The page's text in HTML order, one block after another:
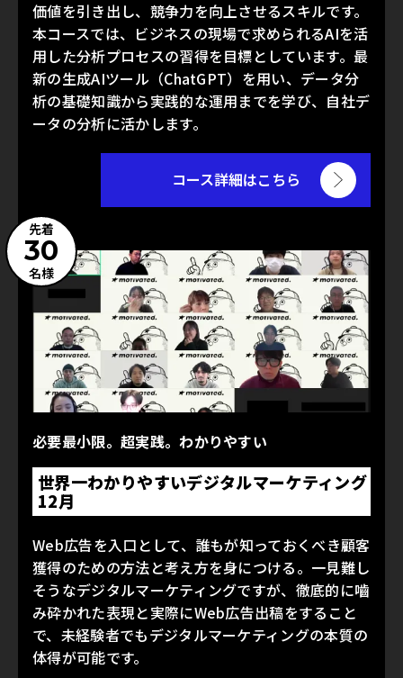
価値を引き出し、競争力を向上させるスキルです。
本コースでは、ビジネスの現場で求められるAIを活
用した分析プロセスの習得を目標としています。最
新の生成AIツール（ChatGPT）を用い、データ分
析の基礎知識から実践的な運用までを学び、自社デ
ータの分析に活かします。
コース詳細はこちら
先着
30
名様
必要最小限。超実践。わかりやすい
世界一わかりやすいデジタルマーケティング
12月
Web広告を入口として、誰もが知っておくべき顧客
獲得のための方法と考え方を身につける。一見難し
そうなデジタルマーケティングですが、徹底的に嚙
み砕かれた表現と実際にWeb広告出稿をすること
で、未経験者でもデジタルマーケティングの本質の
体得が可能です。